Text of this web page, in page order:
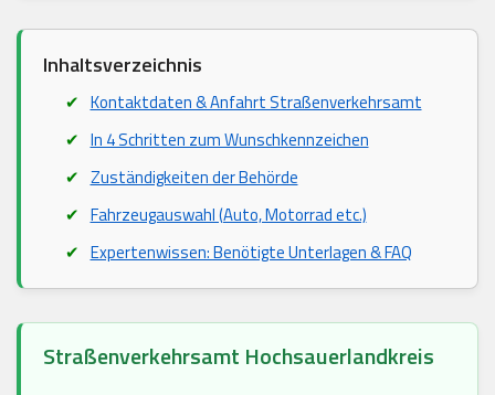
Inhaltsverzeichnis
Kontaktdaten & Anfahrt Straßenverkehrsamt
In 4 Schritten zum Wunschkennzeichen
Zuständigkeiten der Behörde
Fahrzeugauswahl (Auto, Motorrad etc.)
Expertenwissen: Benötigte Unterlagen & FAQ
Straßenverkehrsamt Hochsauerlandkreis